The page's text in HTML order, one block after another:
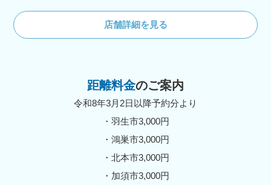
店舗詳細を見る
距離料金のご案内
令和8年3月2日以降予約分より
・羽生市3,000円
・鴻巣市3,000円
・北本市3,000円
・加須市3,000円